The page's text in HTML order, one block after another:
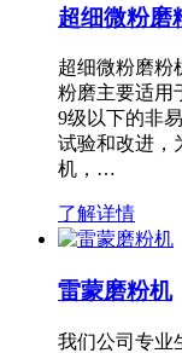
超细微粉磨
超细微粉磨粉
粉磨主要适用
9级以下的非
试验和改进，
机，…
了解详情
雷蒙磨粉机
我们公司专业